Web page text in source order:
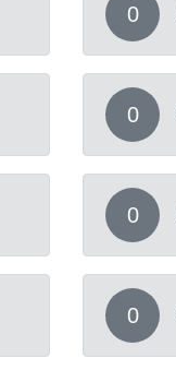
0
0
0
0